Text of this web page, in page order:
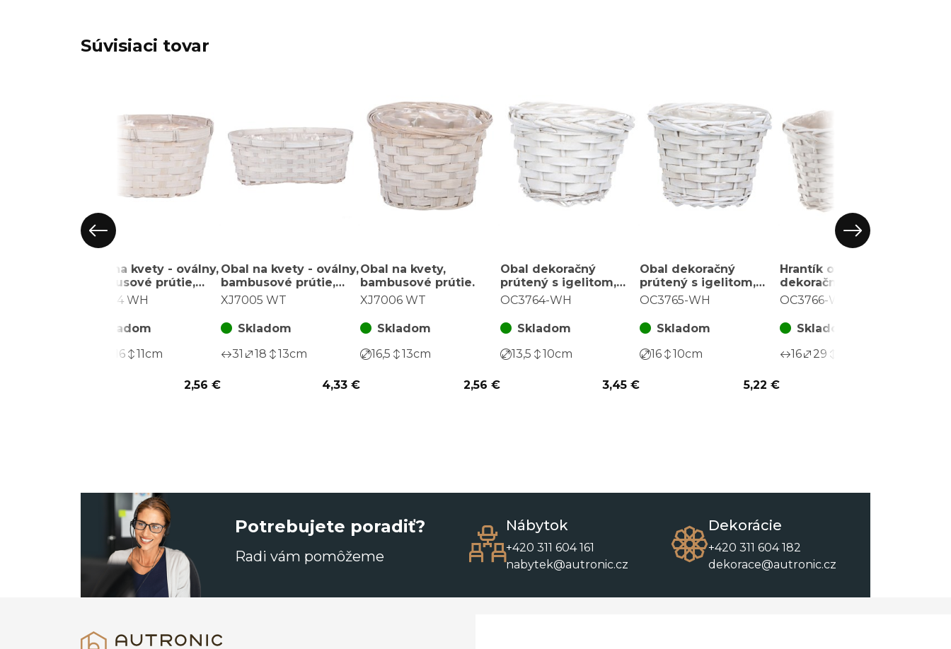
Súvisiaci tovar
Obal na kvety - oválny,
bambusové prútie,
igelitová vložka, biely
XJ7004 WH
Skladom
16 11cm
2,56 €
Obal na kvety - oválny,
bambusové prútie,
igelitová vložka, biely
XJ7005 WT
Skladom
31
18 13cm
4,33 €
Obal na kvety,
bambusové prútie.
XJ7006 WT
Skladom
16,5
13cm
2,56 €
Obal dekoračný
prútený s igelitom,
farba biela
OC3764-WH
Skladom
13,5
10cm
3,45 €
Obal dekoračný
prútený s igelitom,
farba biela
OC3765-WH
Skladom
16
10cm
5,22 €
Hrantík oválny - obal
dekoračný prútený s
igelitom, farba biela
OC3766-WH
Skladom
16
29
Potrebujete poradiť?
Radi vám pomôžeme
Nábytok
+420 311 604 161
nabytek@autronic.cz
Dekorácie
+420 311 604 182
dekorace@autronic.cz